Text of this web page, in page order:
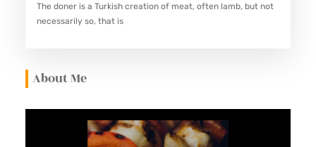
The doner is a Turkish creation of meat, often lamb, but not
necessarily so, that is
About Me